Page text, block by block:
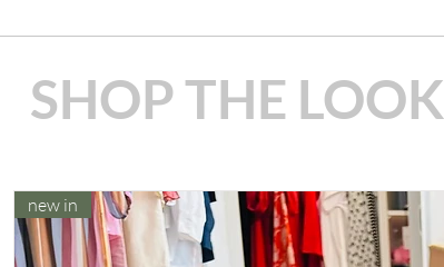
SHOP THE LOOK
new in